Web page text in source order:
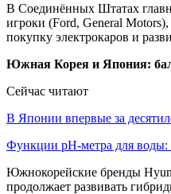
В Соединённых Штатах
игроки (Ford, General
покупку электрокаров и
Южная Корея и Япония:
Сейчас читают
В Японии впервые за
Функции pH-метра для воды:
Южнокорейские бренды
продолжает развивать